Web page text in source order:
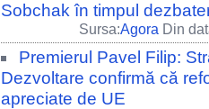
Sobchak în timpul
Sursa:Agora Din
Premierul Pavel Filip:
Dezvoltare confirmă că
apreciate de UE